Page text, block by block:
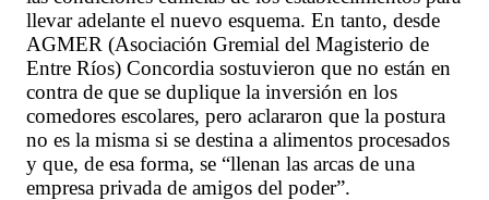
llevar adelante el nuevo esquema. En tanto, desde
AGMER (Asociación Gremial del Magisterio de
Entre Ríos) Concordia sostuvieron que no están en
contra de que se duplique la inversión en los
comedores escolares, pero aclararon que la postura
no es la misma si se destina a alimentos procesados
y que, de esa forma, se “llenan las arcas de una
empresa privada de amigos del poder”.